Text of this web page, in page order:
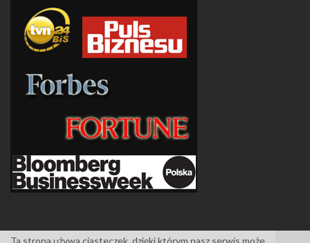
Ta strona używa ciasteczek, dzięki którym nasz serwis może